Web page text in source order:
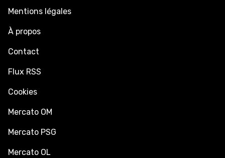
Mentions légales
À propos
Contact
Flux RSS
Cookies
Mercato OM
Mercato PSG
Mercato OL